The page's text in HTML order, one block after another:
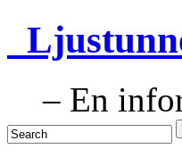
– En